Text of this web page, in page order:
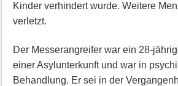
Kinder verhindert wurde. Weitere
verletzt.
Der Messerangreifer war ein 28-
einer Asylunterkunft und war in
Behandlung. Er sei in der